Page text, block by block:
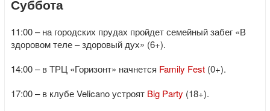
Суббота
11:00 – на городских прудах пройдет семейный забег «В
здоровом теле – здоровый дух» (6+).
14:00 – в ТРЦ «Горизонт» начнется Family Fest (0+).
17:00 – в клубе Velicano устроят Big Party (18+).